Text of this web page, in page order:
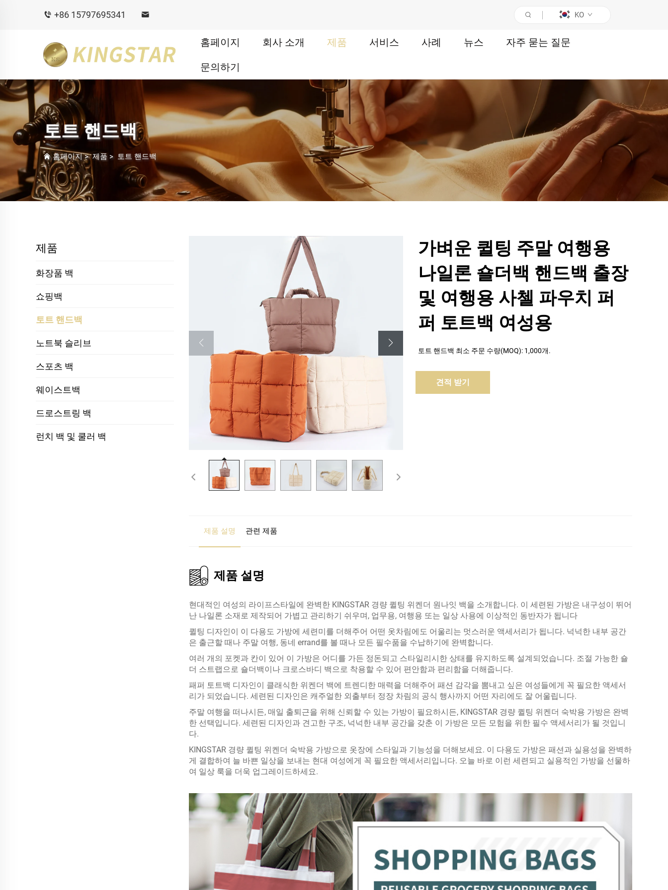
+86 15797695341 KO
홈페이지 회사 소개 제품 서비스 사례 뉴스 자주 묻는 질문
문의하기
토트 핸드백
홈페이지>제품 > 토트 핸드백
제품
화장품 백
쇼핑백
토트 핸드백
노트북 슬리브
스포츠 백
웨이스트백
드로스트링 백
런치 백 및 쿨러 백
가벼운 퀼팅 주말 여행용
나일론 숄더백 핸드백 출장
및 여행용 사첼 파우치 퍼
퍼 토트백 여성용
토트 핸드백 최소 주문 수량(MOQ): 1,000개.
견적 받기
제품 설명 관련 제품
제품 설명
현대적인 여성의 라이프스타일에 완벽한 KINGSTAR 경량 퀼팅 위켄더 원나잇 백을 소개합니다. 이 세련된 가방은 내구성이 뛰어
난 나일론 소재로 제작되어 가볍고 관리하기 쉬우며, 업무용, 여행용 또는 일상 사용에 이상적인 동반자가 됩니다
퀼팅 디자인이 이 다용도 가방에 세련미를 더해주어 어떤 옷차림에도 어울리는 멋스러운 액세서리가 됩니다. 넉넉한 내부 공간
은 출근할 때나 주말 여행, 동네 errand를 볼 때나 모든 필수품을 수납하기에 완벽합니다.
여러 개의 포켓과 칸이 있어 이 가방은 어디를 가든 정돈되고 스타일리시한 상태를 유지하도록 설계되었습니다. 조절 가능한 숄
더 스트랩으로 숄더백이나 크로스바디 백으로 착용할 수 있어 편안함과 편리함을 더해줍니다.
패퍼 토트백 디자인이 클래식한 위켄더 백에 트렌디한 매력을 더해주어 패션 감각을 뽐내고 싶은 여성들에게 꼭 필요한 액세서
리가 되었습니다. 세련된 디자인은 캐주얼한 외출부터 정장 차림의 공식 행사까지 어떤 자리에도 잘 어울립니다.
주말 여행을 떠나시든, 매일 출퇴근을 위해 신뢰할 수 있는 가방이 필요하시든, KINGSTAR 경량 퀼팅 위켄더 숙박용 가방은 완벽
한 선택입니다. 세련된 디자인과 견고한 구조, 넉넉한 내부 공간을 갖춘 이 가방은 모든 모험을 위한 필수 액세서리가 될 것입니
다.
KINGSTAR 경량 퀼팅 위켄더 숙박용 가방으로 옷장에 스타일과 기능성을 더해보세요. 이 다용도 가방은 패션과 실용성을 완벽하
게 결합하여 늘 바쁜 일상을 보내는 현대 여성에게 꼭 필요한 액세서리입니다. 오늘 바로 이런 세련되고 실용적인 가방을 선물하
여 일상 룩을 더욱 업그레이드하세요.